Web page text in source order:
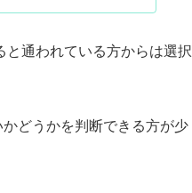
通われている方からは選択
どうかを判断できる方が少